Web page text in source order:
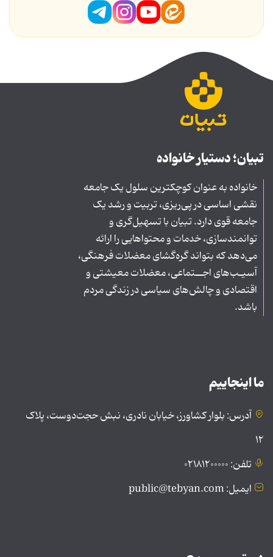
تبیان؛ دستیار خانواده
خانواده به عنوان کوچکترین سلول یک جامعه
نقشی اساسی در پی‌ریزی، تربیت و رشد یک
جامعه قوی دارد. تبیان با تسهیل‌گری و
توانمندسازی، خدمات و محتواهایی را ارائه
می‌دهد که بتواند گره‌گشای معضلات فرهنگی،
آسیـب‌های اجــتماعی، معضلات معیشتی و
اقتصادی و چالش‌های سیاسی در زندگی مردم
باشد.
ما اینجاییم
آدرس: بلوار کشاورز، خیابان نادری، نبش حجت‌دوست، پلاک
۱۲
تلفن: ۰۲۱۸۱۲۰۰۰۰۰
ایمیل: public@tebyan.com